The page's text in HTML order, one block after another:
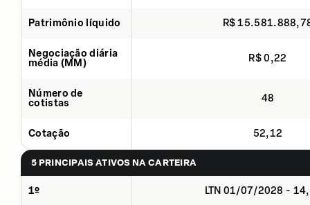
Patrimônio líquido R$
Negociação diária
média (MM)
R$ 0,22
Número de
cotistas
48
Cotação 52,12
5 PRINCIPAIS ATIVOS NA CARTEIRA
1º LTN 01/07/2028 -